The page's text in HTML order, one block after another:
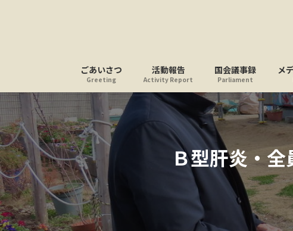
ス
キ
ッ
プ
ン
に
移
動
ごあいさつ
Greeting
活動報告
Activity Report
国会議事録
Parliament
メ
Ｂ型肝炎・